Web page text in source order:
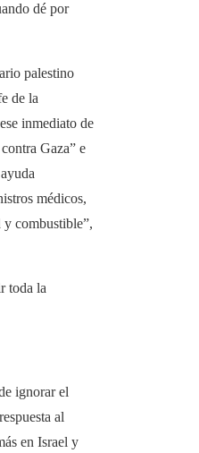
dé por
palestino
de la
inmediato de
Gaza” e
médicos,
y combustible”,
toda la
ignorar el
al
en Israel y